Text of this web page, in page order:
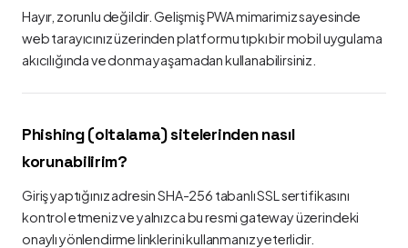
Hayır, zorunlu değildir. Gelişmiş PWA mimarimiz sayesinde
web tarayıcınız üzerinden platformu tıpkı bir mobil uygulama
akıcılığında ve donma yaşamadan kullanabilirsiniz.
Phishing (oltalama) sitelerinden nasıl
korunabilirim?
Giriş yaptığınız adresin SHA-256 tabanlı SSL sertifikasını
kontrol etmeniz ve yalnızca bu resmi gateway üzerindeki
onaylı yönlendirme linklerini kullanmanız yeterlidir.